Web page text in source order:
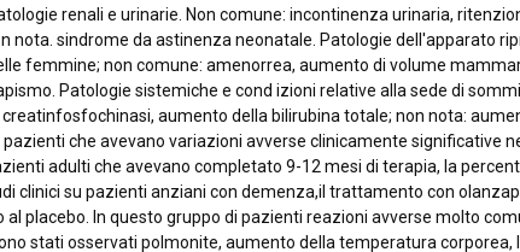
renali e urinarie. Non comune: incontinenza urinaria,
nota. sindrome da astinenza neonatale. Patologie dell'apparato
femmine; non comune: amenorrea, aumento di volume
Patologie sistemiche e cond izioni relative alla sede di
aumento della bilirubina totale; non nota:
che avevano variazioni avverse clinicamente significative
adulti che avevano completato 9-12 mesi di terapia, la
clinici su pazienti anziani con demenza,il trattamento con
placebo. In questo gruppo di pazienti reazioni avverse molto
stati osservati polmonite, aumento della temperatura corporea,